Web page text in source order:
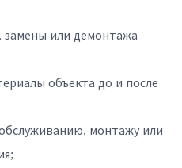
замены или демонтажа
объекта до и после
монтажу или